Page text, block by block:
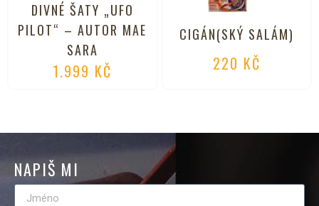
DIVNÉ ŠATY „UFO
PILOT“ – AUTOR MAE
SARA
1.999 KČ
CIGÁN(SKÝ SALÁM)
220 KČ
NAPIŠ MI